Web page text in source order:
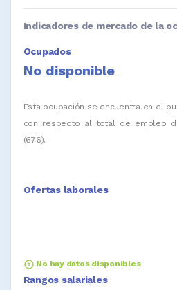
Indicadores de mercado de la
Ocupados
No disponible
Esta ocupación se encuentra en el
con respecto al total de empleo
(676).
Ofertas laborales
arrow_circle_up No hay datos disponibles
Rangos salariales